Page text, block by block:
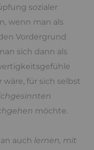
sozialer
wenn man als
Vordergrund
sich dann als
wäre, für sich selbst
möchte.
auch lernen, mit